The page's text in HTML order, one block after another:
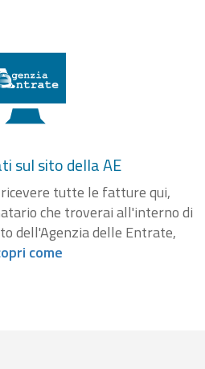
sul sito della AE
tutte le fatture qui,
che troverai all'interno di
dell'Agenzia delle Entrate,
come